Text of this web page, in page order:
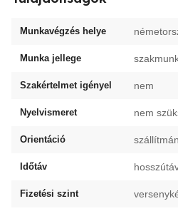
Munkavégzés helye
Munka jellege
Szakértelmet igényel nem
Nyelvismeret nem
Orientáció
Időtáv
Fizetési szint